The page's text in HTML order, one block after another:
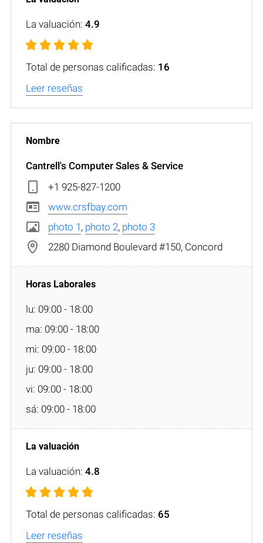
La valuación: 4.9
Total de personas calificadas: 16
Leer reseñas
Cantrell's Computer Sales & Service
+1 925-827-1200
www.crsfbay.com
photo 1 , photo 2, photo 3
2280 Diamond Boulevard #150, Concord
lu: 09:00 - 18:00
ma: 09:00 - 18:00
mi: 09:00 - 18:00
ju: 09:00 - 18:00
vi: 09:00 - 18:00
sá: 09:00 - 18:00
La valuación: 4.8
Total de personas calificadas: 65
Leer reseñas